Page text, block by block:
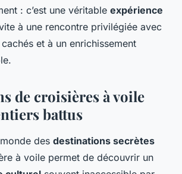
: c’est une véritable expérience
à une rencontre privilégiée avec
et à un enrichissement
de croisières à voile
battus
des destinations secrètes
à voile permet de découvrir un